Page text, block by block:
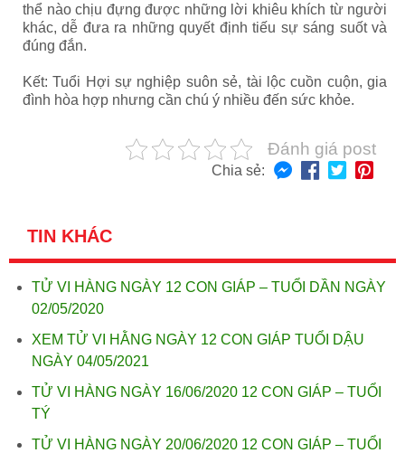
thể nào chịu đựng được những lời khiêu khích từ người
khác, dễ đưa ra những quyết định tiếu sự sáng suốt và
đúng đắn.
Kết: Tuổi Hợi sự nghiệp suôn sẻ, tài lộc cuồn cuộn, gia
đình hòa hợp nhưng cần chú ý nhiều đến sức khỏe.
Đánh giá post
Chia sẻ:
TIN KHÁC
TỬ VI HÀNG NGÀY 12 CON GIÁP – TUỔI DẦN NGÀY
02/05/2020
XEM TỬ VI HẰNG NGÀY 12 CON GIÁP TUỔI DẬU
NGÀY 04/05/2021
TỬ VI HÀNG NGÀY 16/06/2020 12 CON GIÁP – TUỔI
TÝ
TỬ VI HÀNG NGÀY 20/06/2020 12 CON GIÁP – TUỔI